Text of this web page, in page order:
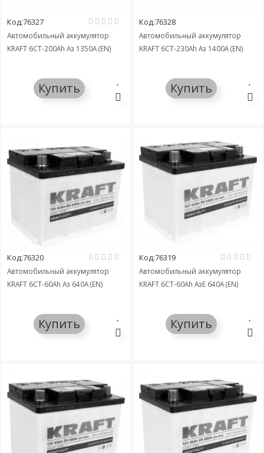
Код:76327
Автомобильный аккумулятор
KRAFT 6СТ-200Ah Аз 1350A (EN)
Купить
Код:76328
Автомобильный аккумулятор
KRAFT 6СТ-230Ah Аз 1400A (EN)
Купить
Код:76320
Автомобильный аккумулятор
KRAFT 6СТ-60Ah Аз 640A (EN)
Купить
Код:76319
Автомобильный аккумулятор
KRAFT 6СТ-60Ah АзЕ 640A (EN)
Купить